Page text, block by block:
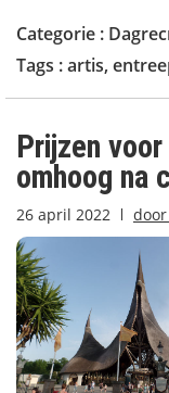
Categorie :
Tags :artis,
Prijzen
omhoog na
26 april 2022 door